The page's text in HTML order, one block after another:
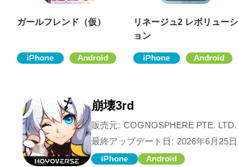
ガールフレンド（仮）
iPhone Android
リネージュ2 レボリューシ
ョン
iPhone Android
崩壊3rd
販売元: COGNOSPHERE PTE. LTD.
最終アップデート日: 2026年6月25日
iPhone Android